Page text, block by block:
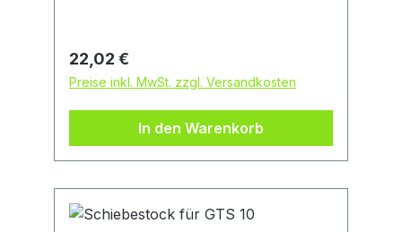
Einkaufsbüro Deutscher Eisenhändler
GmbH, EDE Platz 1, 42389 Wuppertal,
DE, +4920260960,
webkontakt@ede.de
Regulärer Preis:
22,02 €
Preise inkl. MwSt. zzgl. Versandkosten
In den Warenkorb